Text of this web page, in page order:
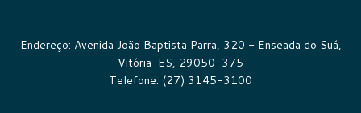
Endereço: Avenida João Baptista Parra, 320 - Enseada do Suá,
Vitória-ES, 29050-375
Telefone: (27) 3145-3100